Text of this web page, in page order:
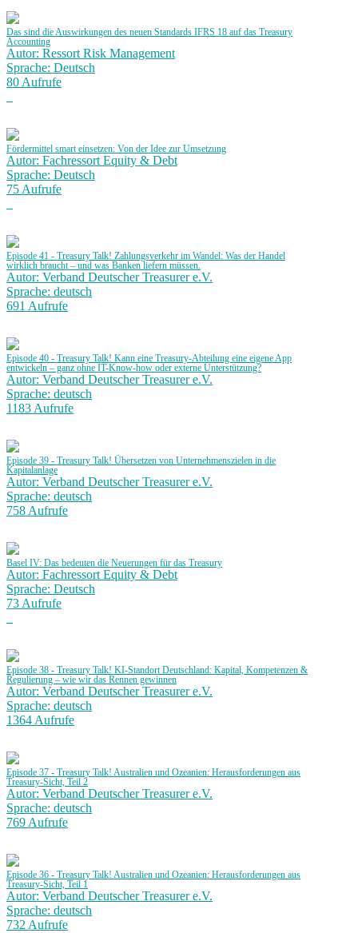
Das sind die Auswirkungen des neuen Standards IFRS 18 auf das Treasury
Accounting
Autor: Ressort Risk Management
Sprache: Deutsch
80 Aufrufe
Fördermittel smart einsetzen: Von der Idee zur Umsetzung
Autor: Fachressort Equity & Debt
Sprache: Deutsch
75 Aufrufe
Episode 41 - Treasury Talk! Zahlungsverkehr im Wandel: Was der Handel
wirklich braucht – und was Banken liefern müssen.
Autor: Verband Deutscher Treasurer e.V.
Sprache: deutsch
691 Aufrufe
Episode 40 - Treasury Talk! Kann eine Treasury-Abteilung eine eigene App
entwickeln – ganz ohne IT-Know-how oder externe Unterstützung?
Autor: Verband Deutscher Treasurer e.V.
Sprache: deutsch
1183 Aufrufe
Episode 39 - Treasury Talk! Übersetzen von Unternehmenszielen in die
Kapitalanlage
Autor: Verband Deutscher Treasurer e.V.
Sprache: deutsch
758 Aufrufe
Basel IV: Das bedeuten die Neuerungen für das Treasury
Autor: Fachressort Equity & Debt
Sprache: Deutsch
73 Aufrufe
Episode 38 - Treasury Talk! KI-Standort Deutschland: Kapital, Kompetenzen &
Regulierung – wie wir das Rennen gewinnen
Autor: Verband Deutscher Treasurer e.V.
Sprache: deutsch
1364 Aufrufe
Episode 37 - Treasury Talk! Australien und Ozeanien: Herausforderungen aus
Treasury-Sicht, Teil 2
Autor: Verband Deutscher Treasurer e.V.
Sprache: deutsch
769 Aufrufe
Episode 36 - Treasury Talk! Australien und Ozeanien: Herausforderungen aus
Treasury-Sicht, Teil 1
Autor: Verband Deutscher Treasurer e.V.
Sprache: deutsch
732 Aufrufe